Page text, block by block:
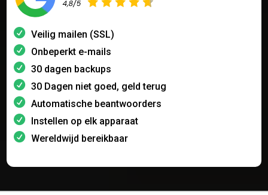
Veilig mailen (SSL)
Onbeperkt e-mails
30 dagen backups
30 Dagen niet goed, geld terug
Automatische beantwoorders
Instellen op elk apparaat
Wereldwijd bereikbaar